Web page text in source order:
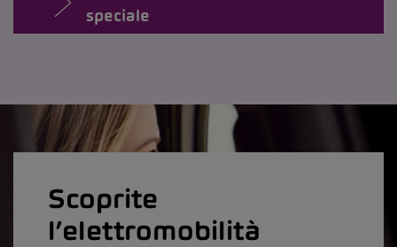
speciale
Scoprite
l’elettromobilità